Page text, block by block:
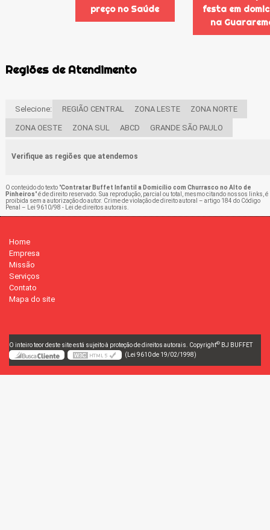
preço no Saúde
festa em
na
Regiões de Atendimento
Selecione: REGIÃO CENTRAL ZONA LESTE ZONA NORTE
ZONA OESTE ZONA SUL ABCD GRANDE SÃO PAULO
Verifique as regiões que atendemos
O conteúdo do texto "Contratar Buffet Infantil a Domicílio com Churrasco no Alto de
Pinheiros" é de direito reservado. Sua reprodução, parcial ou total, mesmo citando nossos links, é
proibida sem a autorização do autor. Crime de violação de direito autoral – artigo 184 do Código
Penal –
Lei 9610/98 - Lei de direitos autorais
Home
Empresa
Missão
Serviços
Contato
Mapa do site
O inteiro teor deste site está sujeito à proteção de direitos autorais. Copyright© BJ BUFFET
(Lei 9610 de 19/02/1998)